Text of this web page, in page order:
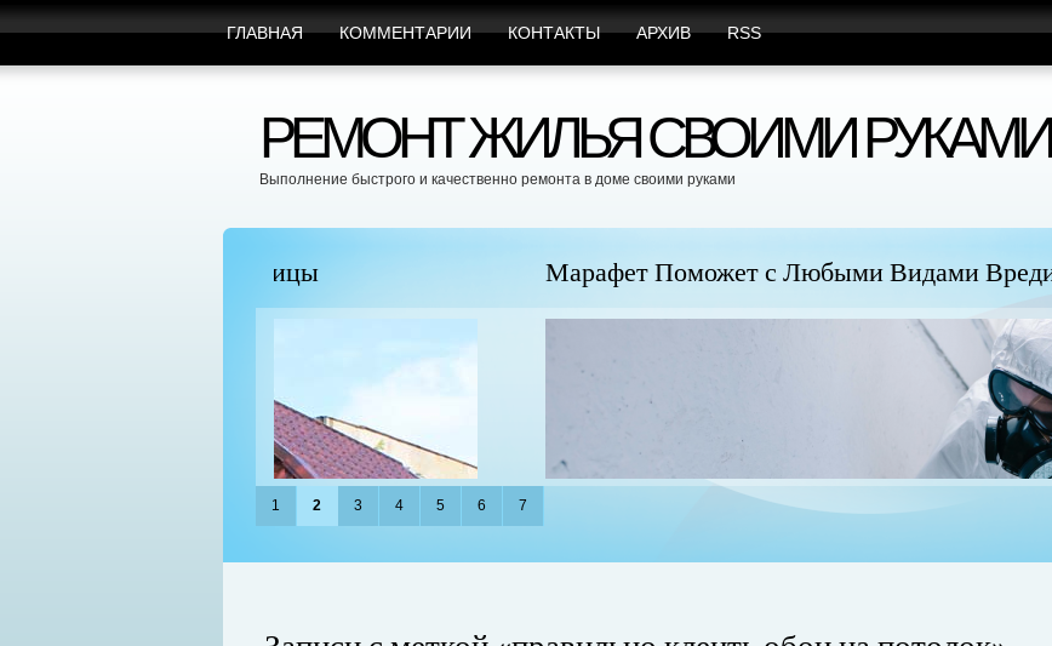
ГЛАВНАЯ КОММЕНТАРИИ КОНТАКТЫ АРХИВ RSS
РЕМОНТ ЖИЛЬЯ СВОИМИ РУКАМИ
Выполнение быстрого и качественно ремонта в доме своими руками
Марафет Поможет с Любыми Видами Вредителей
1 2 3 4 5 6 7